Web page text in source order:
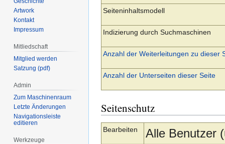
Seiteninhaltsmodell
Indizierung durch Suchmaschinen
Anzahl der Weiterleitungen zu dieser
Anzahl der Unterseiten dieser Seite
Seitenschutz
Bearbeiten Alle Benutzer
Artwork
Kontakt
Impressum
Mitliedschaft
Mitglied werden
Satzung (pdf)
Admin
Zum Maschinenraum
Letzte Änderungen
Navigationsleiste
editieren
Werkzeuge